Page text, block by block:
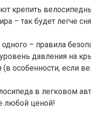
крепить
– так будет легче
– правила
давления на
особенности, если
в легковом
любой ценой!